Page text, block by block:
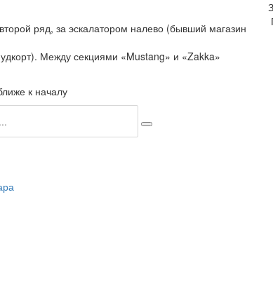
ряд, за эскалатором налево (бывший магазин
Между секциями «Mustang» и «Zakka»
к началу